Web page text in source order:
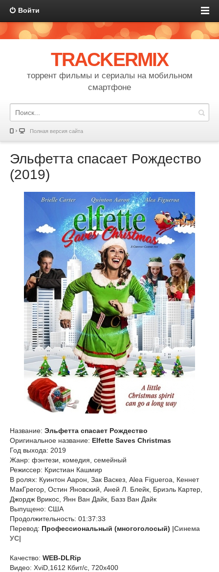
Войти
TRACKERMIX
торрент фильмы и сериалы на мобильном
смартфоне
Полная версия сайта
Эльфетта спасает Рождество
(2019)
Название: Эльфетта спасает Рождество
Оригинальное название: Elfette Saves Christmas
Год выхода: 2019
Жанр: фэнтези, комедия, семейный
Режиссер: Кристиан Кашмир
В ролях: Куинтон Аарон, Зак Васкез, Alea Figueroa, Кеннет
МакГрегор, Остин Яновский, Аней Л. Блейк, Бриэль Картер,
Джордж Врикос, Янн Ван Дайк, Базз Ван Дайк
Выпущено: США
Продолжительность: 01:37:33
Перевод: Профессиональный (многоголосый) |Синема
УС|
Качество: WEB-DLRip
Видео: XviD,1612 Кбит/с, 720x400